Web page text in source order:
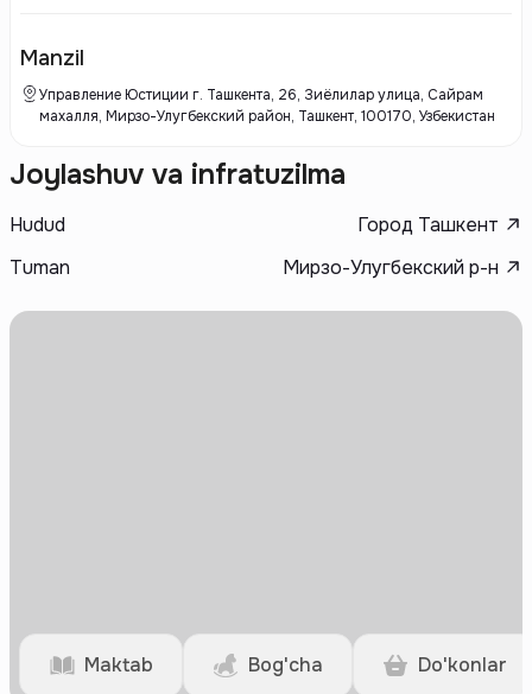
инновационными архитектурными решениями.
Manzil
Управление Юстиции г. Ташкента, 26, Зиёлилар улица, Сайрам
махалля, Мирзо-Улугбекский район, Ташкент, 100170, Узбекистан
Joylashuv va infratuzilma
Hudud
Город Ташкент
Tuman
Мирзо-Улугбекский р-н
Maktab Bog'cha Do'konlar